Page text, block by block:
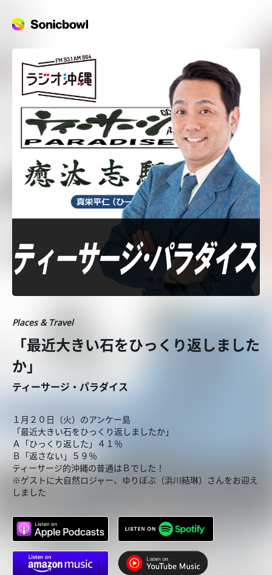
Places & Travel
「最近大きい石をひっくり返しました
か」
ティーサージ・パラダイス
１月２０日（火）のアンケー島
「最近大きい石をひっくり返しましたか」
Ａ「ひっくり返した」４１％
Ｂ「返さない」５９％
ティーサージ的沖縄の普通はＢでした！
※ゲストに大自然ロジャー、ゆりぼぶ（浜川結琳）さんをお迎え
しました